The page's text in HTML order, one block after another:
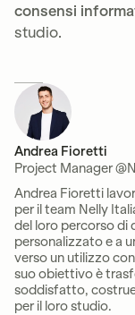
consensi
studio.
Andrea Fioretti
Project Manager
Andrea Fioretti
per il team Nelly
del loro percorso di
personalizzato e a
verso un utilizzo
suo obiettivo è
soddisfatto,
per il loro studio.